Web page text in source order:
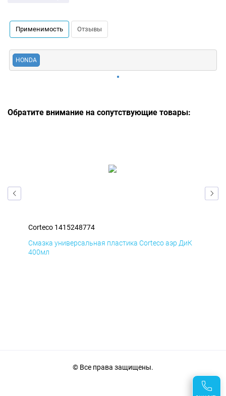
Применимость Отзывы
HONDA
Обратите внимание на сопутствующие товары:
Corteco 1415248774
Смазка универсальная пластика Corteco аэр ДиК
400мл
© Все права защищены.